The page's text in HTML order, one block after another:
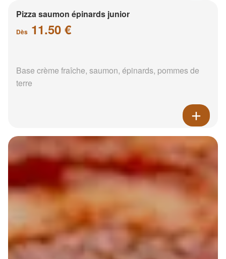
Pizza saumon épinards junior
Dès 11.50 €
Base crème fraîche, saumon, épinards, pommes de
terre